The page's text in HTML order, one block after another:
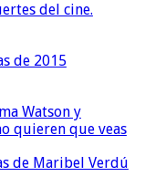
del cine.
de 2015
Watson y
quieren que veas
de Maribel Verdú